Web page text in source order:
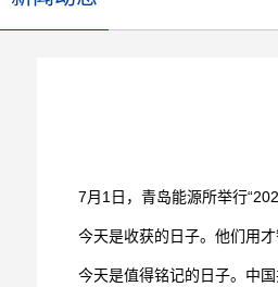
7月1日，青岛能源所举行
今天是收获的日子。他们用
今天是值得铭记的日子。中